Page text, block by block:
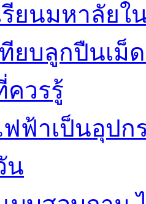
รียนมหาลัย
ทียบลูกปืนเ
ควรรู้
ฟฟ้าเป็นอุป
น